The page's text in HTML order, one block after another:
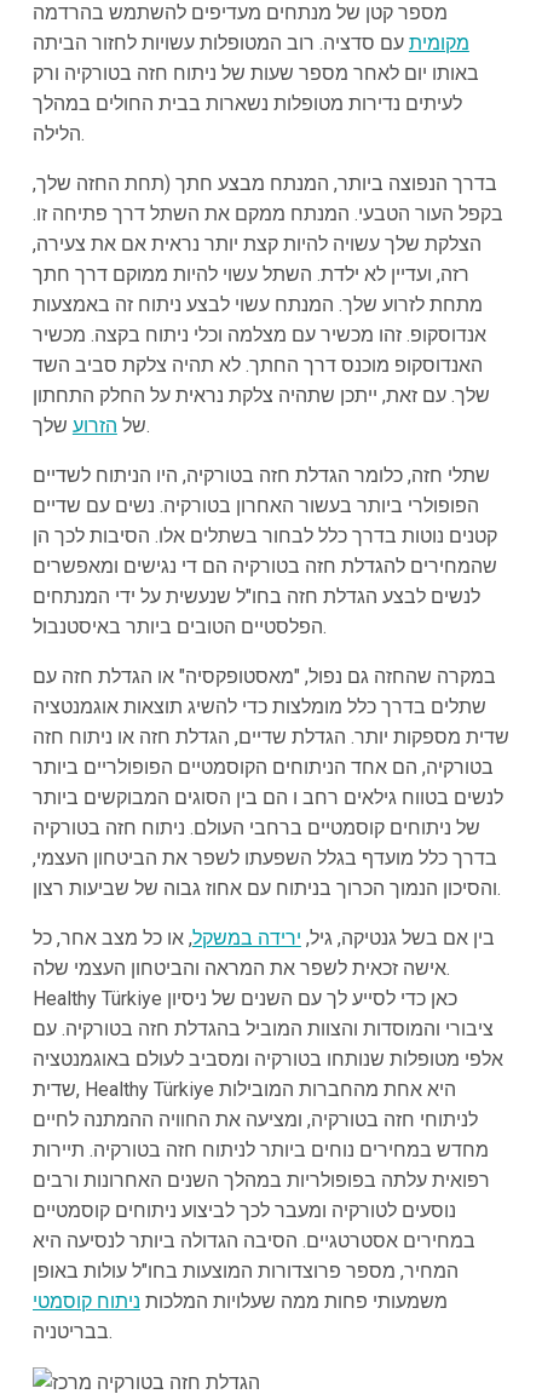
מספר קטן של מנתחים מעדיפים להשתמש בהרדמה
מקומית עם סדציה. רוב המטופלות עשויות לחזור הביתה
באותו יום לאחר מספר שעות של ניתוח חזה בטורקיה ורק
לעיתים נדירות מטופלות נשארות בבית החולים במהלך
הלילה.
בדרך הנפוצה ביותר, המנתח מבצע חתך (תחת החזה שלך,
בקפל העור הטבעי. המנתח ממקם את השתל דרך פתיחה זו.
הצלקת שלך עשויה להיות קצת יותר נראית אם את צעירה,
רזה, ועדיין לא ילדת. השתל עשוי להיות ממוקם דרך חתך
מתחת לזרוע שלך. המנתח עשוי לבצע ניתוח זה באמצעות
אנדוסקופ. זהו מכשיר עם מצלמה וכלי ניתוח בקצה. מכשיר
האנדוסקופ מוכנס דרך החתך. לא תהיה צלקת סביב השד
שלך. עם זאת, ייתכן שתהיה צלקת נראית על החלק התחתון
של הזרוע שלך.
שתלי חזה, כלומר הגדלת חזה בטורקיה, היו הניתוח לשדיים
הפופולרי ביותר בעשור האחרון בטורקיה. נשים עם שדיים
קטנים נוטות בדרך כלל לבחור בשתלים אלו. הסיבות לכך הן
שהמחירים להגדלת חזה בטורקיה הם די נגישים ומאפשרים
לנשים לבצע הגדלת חזה בחו"ל שנעשית על ידי המנתחים
הפלסטיים הטובים ביותר באיסטנבול.
במקרה שהחזה גם נפול, "מאסטופקסיה" או הגדלת חזה עם
שתלים בדרך כלל מומלצות כדי להשיג תוצאות אוגמנטציה
שדית מספקות יותר. הגדלת שדיים, הגדלת חזה או ניתוח חזה
בטורקיה, הם אחד הניתוחים הקוסמטיים הפופולריים ביותר
לנשים בטווח גילאים רחב ו הם בין הסוגים המבוקשים ביותר
של ניתוחים קוסמטיים ברחבי העולם. ניתוח חזה בטורקיה
בדרך כלל מועדף בגלל השפעתו לשפר את הביטחון העצמי,
והסיכון הנמוך הכרוך בניתוח עם אחוז גבוה של שביעות רצון.
בין אם בשל גנטיקה, גיל, ירידה במשקל, או כל מצב אחר, כל
אישה זכאית לשפר את המראה והביטחון העצמי שלה.
Healthy Türkiye כאן כדי לסייע לך עם השנים של ניסיון
ציבורי והמוסדות והצוות המוביל בהגדלת חזה בטורקיה. עם
אלפי מטופלות שנותחו בטורקיה ומסביב לעולם באוגמנטציה
שדית, Healthy Türkiye היא אחת מהחברות המובילות
לניתוחי חזה בטורקיה, ומציעה את החוויה ההמתנה לחיים
מחדש במחירים נוחים ביותר לניתוח חזה בטורקיה. תיירות
רפואית עלתה בפופולריות במהלך השנים האחרונות ורבים
נוסעים לטורקיה ומעבר לכך לביצוע ניתוחים קוסמטיים
במחירים אסטרטגיים. הסיבה הגדולה ביותר לנסיעה היא
המחיר, מספר פרוצדורות המוצעות בחו"ל עולות באופן
משמעותי פחות ממה שעלויות המלכות ניתוח קוסמטי
בבריטניה.